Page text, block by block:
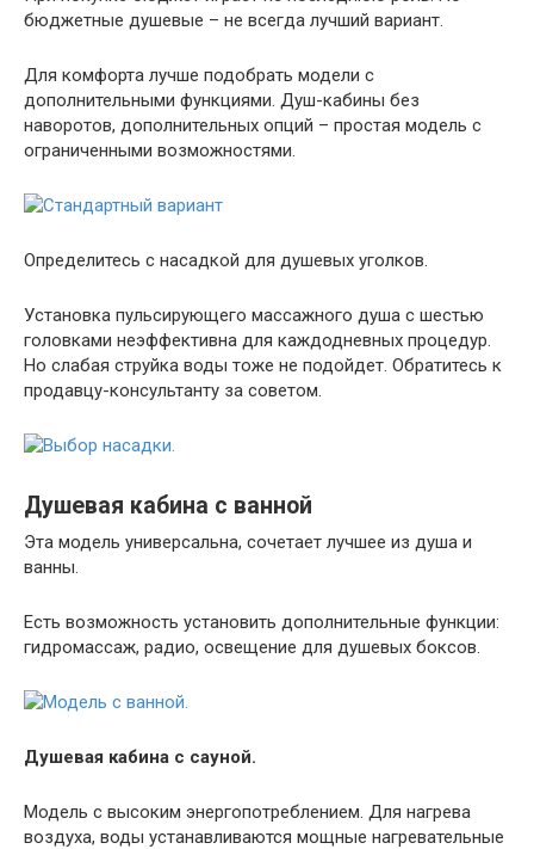
бюджетные душевые – не всегда лучший вариант.
Для комфорта лучше подобрать модели с
дополнительными функциями. Душ-кабины без
наворотов, дополнительных опций – простая модель с
ограниченными возможностями.
Определитесь с насадкой для душевых уголков.
Установка пульсирующего массажного душа с шестью
головками неэффективна для каждодневных процедур.
Но слабая струйка воды тоже не подойдет. Обратитесь к
продавцу-консультанту за советом.
Душевая кабина с ванной
Эта модель универсальна, сочетает лучшее из душа и
ванны.
Есть возможность установить дополнительные функции:
гидромассаж, радио, освещение для душевых боксов.
Душевая кабина с сауной.
Модель с высоким энергопотреблением. Для нагрева
воздуха, воды устанавливаются мощные нагревательные